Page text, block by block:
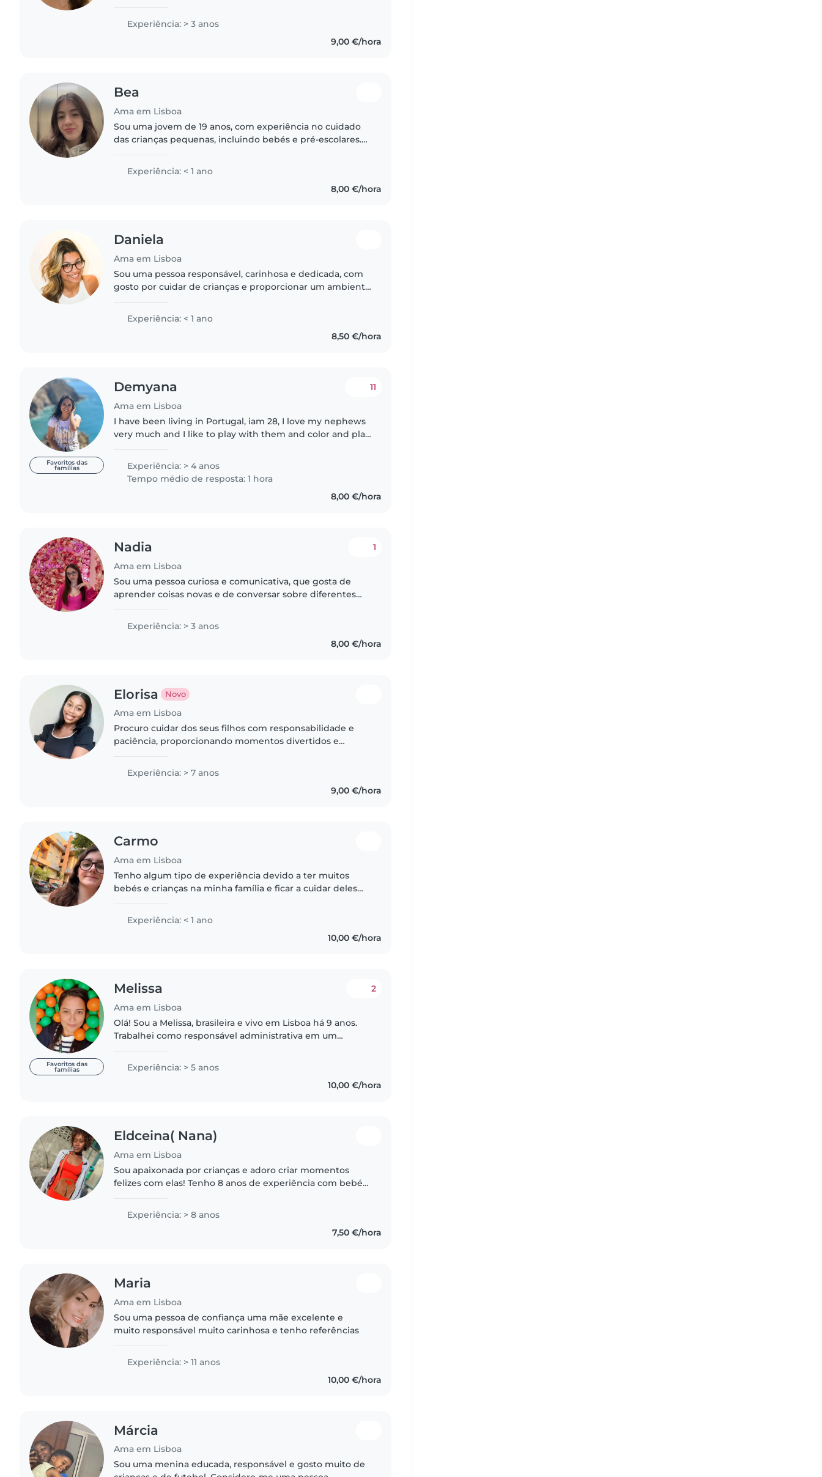
ambiente seguro, alegre..
Experiência: > 3 anos
9,00 €/hora
Bea
Ama em Lisboa
Sou uma jovem de 19 anos, com experiência no cuidado
das crianças pequenas, incluindo bebés e pré-escolares.
ajudar com tarefas..
Experiência: < 1 ano
8,00 €/hora
Daniela
Ama em Lisboa
Sou uma pessoa responsável, carinhosa e dedicada, com
gosto por cuidar de crianças e proporcionar um ambiente
uma boa relação..
Experiência: < 1 ano
8,50 €/hora
Favoritos das
famílias
Demyana
Ama em Lisboa
11
I have been living in Portugal, iam 28, I love my nephews
very much and I like to play with them and color and play
dog and..
Experiência: > 4 anos
Tempo médio de resposta: 1 hora
8,00 €/hora
Nadia
Ama em Lisboa
1
Sou uma pessoa curiosa e comunicativa, que gosta de
aprender coisas novas e de conversar sobre diferentes
Experiência: > 3 anos
8,00 €/hora
Elorisa Novo
Ama em Lisboa
Procuro cuidar dos seus filhos com responsabilidade e
paciência, proporcionando momentos divertidos e
aos 16 anos, incluindo..
Experiência: > 7 anos
9,00 €/hora
Carmo
Ama em Lisboa
Tenho algum tipo de experiência devido a ter muitos
bebés e crianças na minha família e ficar a cuidar deles
e a trazer sempre..
Experiência: < 1 ano
10,00 €/hora
Favoritos das
famílias
Melissa
Ama em Lisboa
2
Olá! Sou a Melissa, brasileira e vivo em Lisboa há 9 anos.
Trabalhei como responsável administrativa em um
encerramos os serviços...
Experiência: > 5 anos
10,00 €/hora
Eldceina( Nana)
Ama em Lisboa
Sou apaixonada por crianças e adoro criar momentos
felizes com elas! Tenho 8 anos de experiência com bebés,
escolar. Tenho certificação..
Experiência: > 8 anos
7,50 €/hora
Maria
Ama em Lisboa
Sou uma pessoa de confiança uma mãe excelente e
muito responsável muito carinhosa e tenho referências
Experiência: > 11 anos
10,00 €/hora
Márcia
Ama em Lisboa
Sou uma menina educada, responsável e gosto muito de